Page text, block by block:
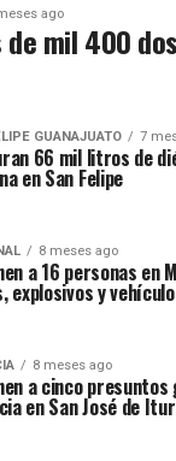
ago
mil 400
GUANAJUATO 7
66 mil litros de
en San Felipe
8 meses ago
a 16 personas en
explosivos y
8 meses ago
a cinco presuntos
en San José de